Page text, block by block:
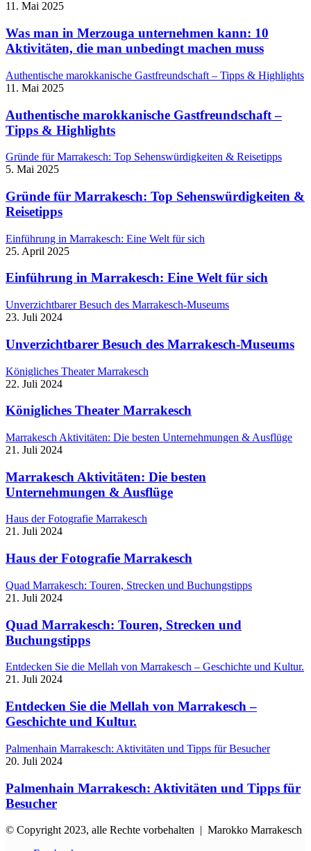
11. Mai 2025
Was man in Merzouga unternehmen kann: 10
Aktivitäten, die man unbedingt machen muss
Authentische marokkanische Gastfreundschaft – Tipps & Highlights
11. Mai 2025
Authentische marokkanische Gastfreundschaft –
Tipps & Highlights
Gründe für Marrakesch: Top Sehenswürdigkeiten & Reisetipps
5. Mai 2025
Gründe für Marrakesch: Top Sehenswürdigkeiten &
Reisetipps
Einführung in Marrakesch: Eine Welt für sich
25. April 2025
Einführung in Marrakesch: Eine Welt für sich
Unverzichtbarer Besuch des Marrakesch-Museums
23. Juli 2024
Unverzichtbarer Besuch des Marrakesch-Museums
Königliches Theater Marrakesch
22. Juli 2024
Königliches Theater Marrakesch
Marrakesch Aktivitäten: Die besten Unternehmungen & Ausflüge
21. Juli 2024
Marrakesch Aktivitäten: Die besten
Unternehmungen & Ausflüge
Haus der Fotografie Marrakesch
21. Juli 2024
Haus der Fotografie Marrakesch
Quad Marrakesch: Touren, Strecken und Buchungstipps
21. Juli 2024
Quad Marrakesch: Touren, Strecken und
Buchungstipps
Entdecken Sie die Mellah von Marrakesch – Geschichte und Kultur.
21. Juli 2024
Entdecken Sie die Mellah von Marrakesch –
Geschichte und Kultur.
Palmenhain Marrakesch: Aktivitäten und Tipps für Besucher
20. Juli 2024
Palmenhain Marrakesch: Aktivitäten und Tipps für
Besucher
© Copyright 2023, alle Rechte vorbehalten | Marokko Marrakesch